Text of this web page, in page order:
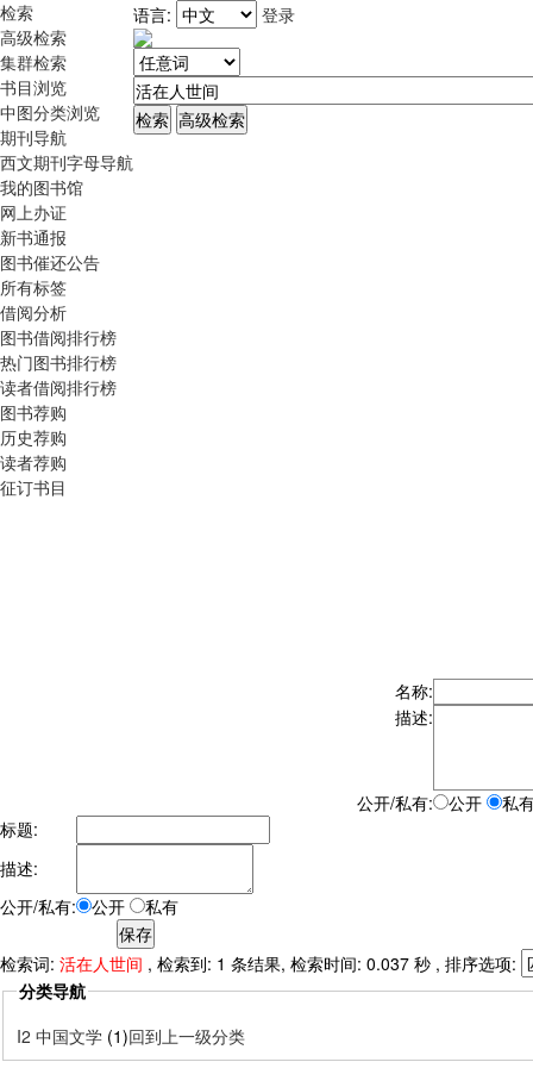
检索
高级检索
集群检索
书目浏览
中图分类浏览
期刊导航
西文期刊字母导航
我的图书馆
网上办证
新书通报
图书催还公告
所有标签
借阅分析
图书借阅排行榜
热门图书排行榜
读者借阅排行榜
图书荐购
历史荐购
读者荐购
征订书目
语言: 登录
名称:
描述:
公开/私有: 公开
私
标题:
描述:
公开/私有:
公开 私有
检索词: 活在人世间 , 检索到: 1 条结果, 检索时间: 0.037 秒 , 排序选项:
分类导航
I2 中国文学 (1)回到上一级分类